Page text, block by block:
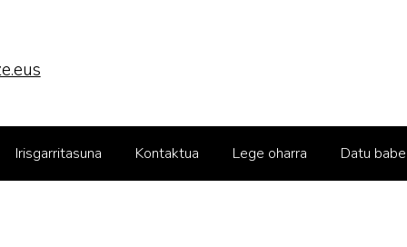
Irisgarritasuna Kontaktua Lege oharra Datu